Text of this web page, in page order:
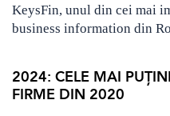
KeysFin, unul din cei mai
business information din
2024: CELE MAI
FIRME DIN 2020